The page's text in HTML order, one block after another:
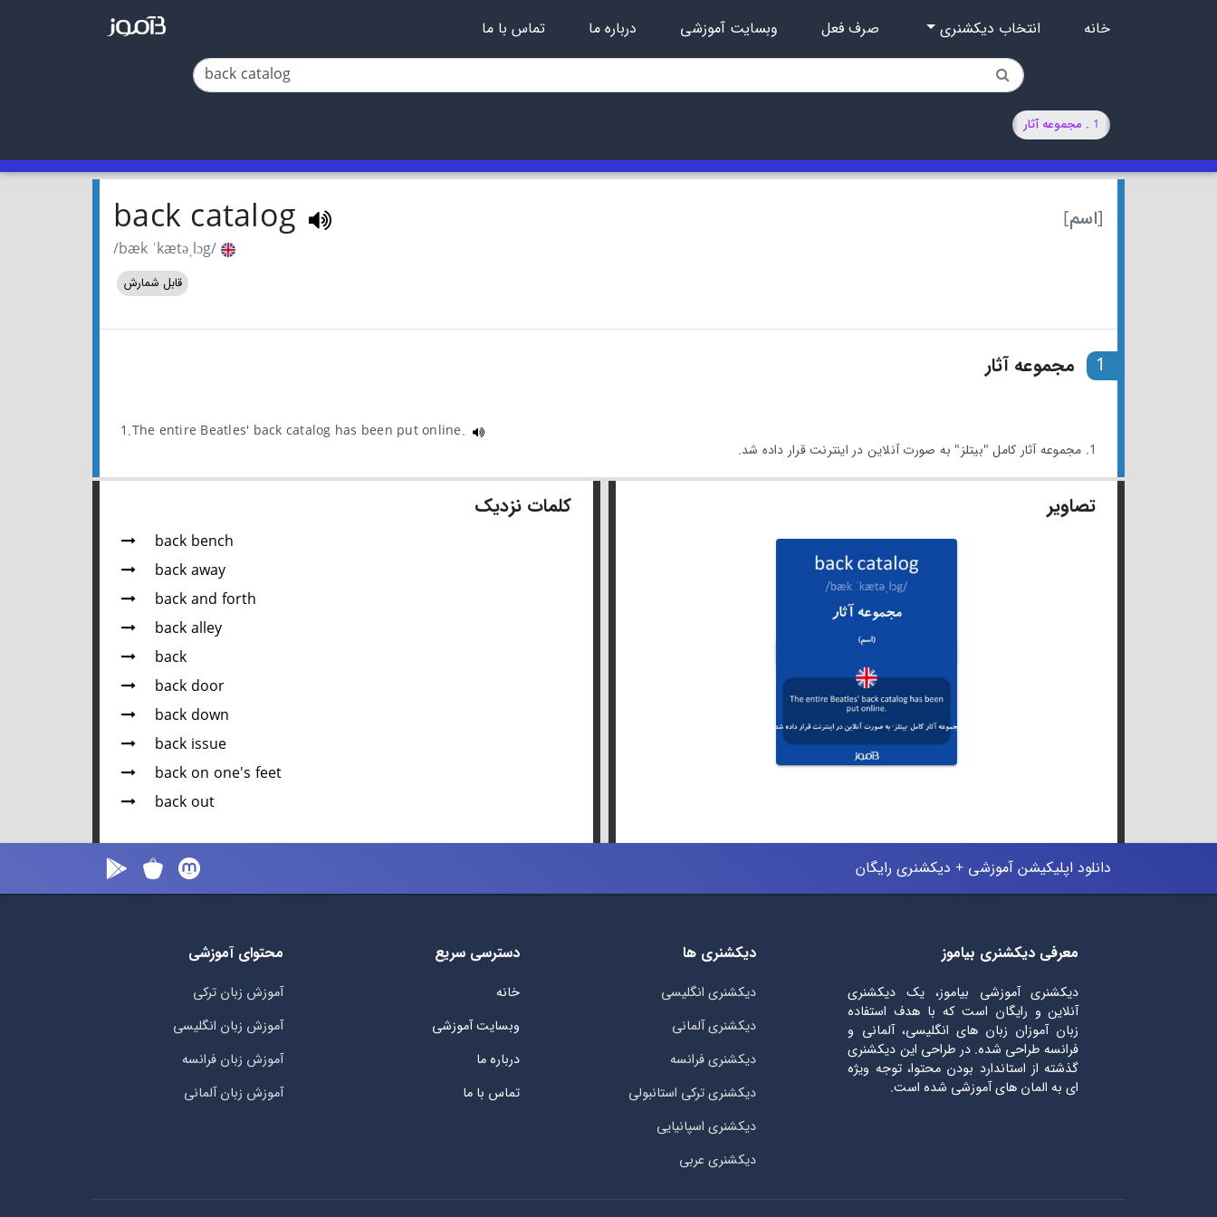
خانه انتخاب دیکشنری صرف فعل وبسایت آموزشی درباره ما تماس با ما
1 . مجموعه آثار
[اسم] back catalog
/bæk ˈkætəˌlɔg/
قابل شمارش
1 مجموعه آثار
1.The entire Beatles' back catalog has been put online.
1. مجموعه آثار کامل "بیتلز" به صورت آنلاین در اینترنت قرار داده شد.
تصاویر کلمات نزدیک
back bench
back away
back and forth
back alley
back
back door
back down
back issue
back on one's feet
back out
دانلود اپلیکیشن آموزشی + دیکشنری رایگان
معرفی دیکشنری بیاموز
دیکشنری آموزشی بیاموز، یک دیکشنری
آنلاین و رایگان است که با هدف استفاده
زبان آموزان زبان های انگلیسی، آلمانی و
فرانسه طراحی شده. در طراحی این دیکشنری
گذشته از استاندارد بودن محتوا، توجه ویژه
ای به المان های آموزشی شده است.
دیکشنری ها
دیکشنری انگلیسی
دیکشنری آلمانی
دیکشنری فرانسه
دیکشنری ترکی استانبولی
دیکشنری اسپانیایی
دیکشنری عربی
دسترسی سریع
خانه
وبسایت آموزشی
درباره ما
تماس با ما
محتوای آموزشی
آموزش زبان ترکی
آموزش زبان انگلیسی
آموزش زبان فرانسه
آموزش زبان آلمانی